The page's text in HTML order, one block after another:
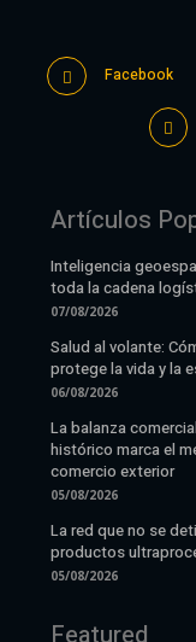
Facebook
Artículos
Inteligencia
toda la cadena
07/08/2026
Salud al volante:
protege la vida y la
06/08/2026
La balanza
histórico marca el
comercio exterior
05/08/2026
La red que no se
productos
05/08/2026